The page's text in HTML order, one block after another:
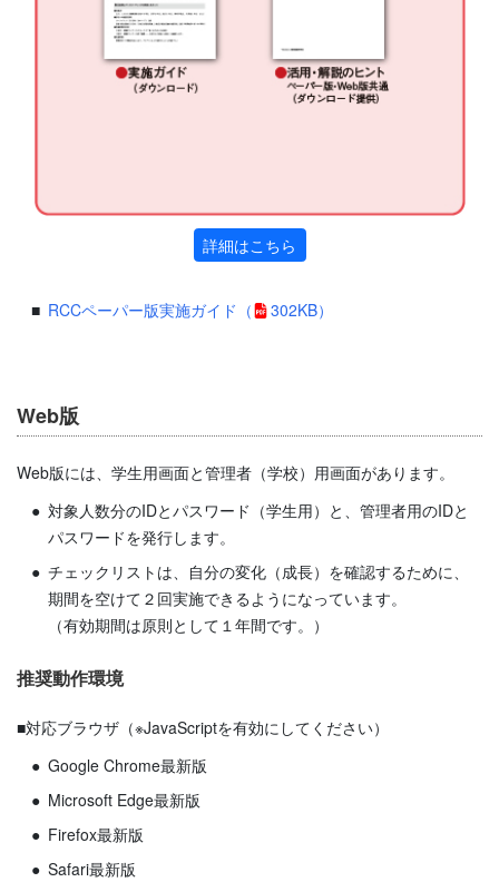
詳細はこちら
RCCペーパー版実施ガイド （ 302KB）
Web版
Web版には、学生用画面と管理者（学校）用画面があります。
対象人数分のIDとパスワード（学生用）と、管理者用のIDと
パスワードを発行します。
チェックリストは、自分の変化（成長）を確認するために、
期間を空けて２回実施できるようになっています。
（有効期間は原則として１年間です。）
推奨動作環境
■対応ブラウザ（※JavaScriptを有効にしてください）
Google Chrome最新版
Microsoft Edge最新版
Firefox最新版
Safari最新版